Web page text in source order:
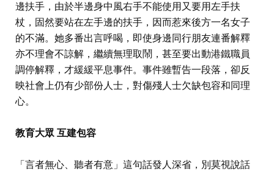
邊扶手，由於半邊身中風右手不能使用又要用左手扶
杖，固然要站在左手邊的扶手，因而惹來後方一名女子
的不滿。她多番出言呼喝，即使身邊同行朋友連番解釋
亦不理會不諒解，繼續無理取鬧，甚至要出動港鐵職員
調停解釋，才緩緩平息事件。事件雖暫告一段落，卻反
映社會上仍有少部份人士，對傷殘人士欠缺包容和同理
心。
教育大眾 互建包容
「言者無心、聽者有意」這句話發人深省，別莫視說話